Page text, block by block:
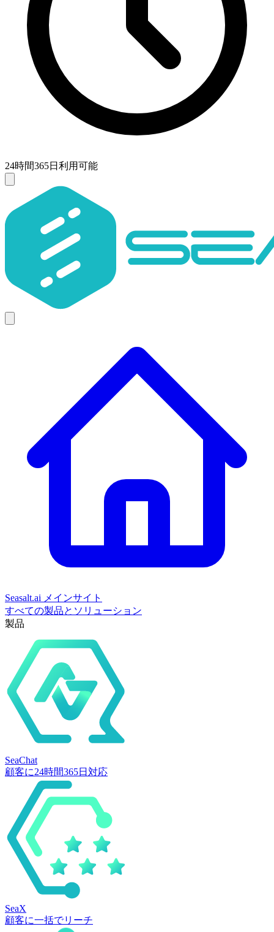
24時間365日利用可能
Seasalt.ai メインサイト
すべての製品とソリューション
製品
SeaChat
顧客に24時間365日対応
SeaX
顧客に一括でリーチ